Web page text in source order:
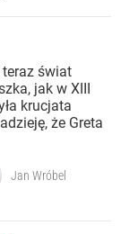
świat
jak w XIII
krucjata
że Greta
Jan Wróbel